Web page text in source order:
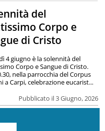
del
Corpo e
di Cristo
Pubblicato il 3 Giugno, 2026
4 giugno è la solennità del
Corpo e Sangue di Cristo.
nella parrocchia del Corpus
a Carpi, celebrazione eucarist...